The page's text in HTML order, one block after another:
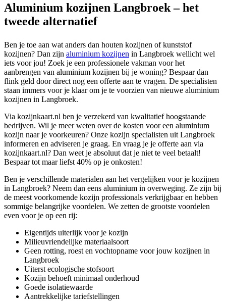
Aluminium kozijnen Langbroek – het
tweede alternatief
Ben je toe aan wat anders dan houten kozijnen of kunststof
kozijnen? Dan zijn aluminium kozijnen in Langbroek wellicht wel
iets voor jou! Zoek je een professionele vakman voor het
aanbrengen van aluminium kozijnen bij je woning? Bespaar dan
flink geld door direct nog een offerte aan te vragen. De specialisten
staan immers voor je klaar om je te voorzien van nieuwe aluminium
kozijnen in Langbroek.
Via kozijnkaart.nl ben je verzekerd van kwalitatief hoogstaande
bedrijven. Wil je meer weten over de kosten voor een aluminium
kozijn naar je voorkeuren? Onze kozijn specialisten uit Langbroek
informeren en adviseren je graag. En vraag je je offerte aan via
kozijnkaart.nl? Dan weet je absoluut dat je niet te veel betaalt!
Bespaar tot maar liefst 40% op je onkosten!
Ben je verschillende materialen aan het vergelijken voor je kozijnen
in Langbroek? Neem dan eens aluminium in overweging. Ze zijn bij
de meest voorkomende kozijn professionals verkrijgbaar en hebben
sommige belangrijke voordelen. We zetten de grootste voordelen
even voor je op een rij:
Eigentijds uiterlijk voor je kozijn
Milieuvriendelijke materiaalsoort
Geen rotting, roest en vochtopname voor jouw kozijnen in
Langbroek
Uiterst ecologische stofsoort
Kozijn behoeft minimaal onderhoud
Goede isolatiewaarde
Aantrekkelijke tariefstellingen